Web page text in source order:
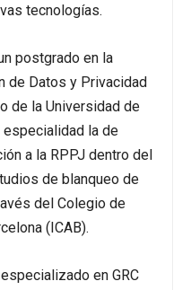
tecnologías.
postgrado en la
de Datos y Privacidad
de la Universidad de
especialidad la de
a la RPPJ dentro del
de blanqueo de
del Colegio de
(ICAB).
en GRC